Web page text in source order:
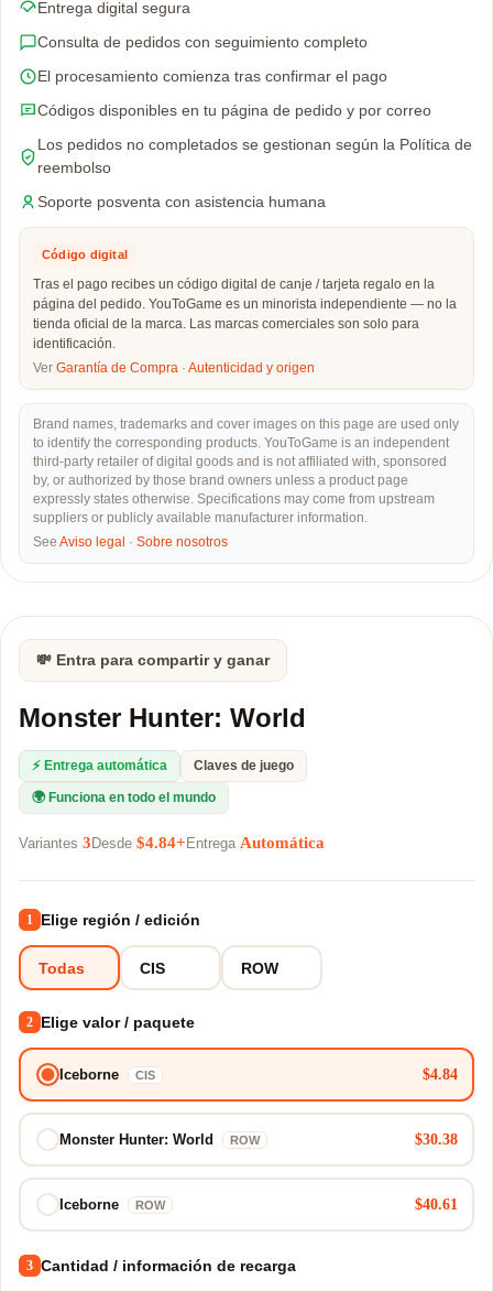
Entrega digital segura
Consulta de pedidos con seguimiento completo
El procesamiento comienza tras confirmar el pago
Códigos disponibles en tu página de pedido y por correo
Los pedidos no completados se gestionan según la Política de
reembolso
Soporte posventa con asistencia humana
Código digital
Tras el pago recibes un código digital de canje / tarjeta regalo en la
página del pedido. YouToGame es un minorista independiente — no la
tienda oficial de la marca. Las marcas comerciales son solo para
identificación.
Ver Garantía de Compra · Autenticidad y origen
Brand names, trademarks and cover images on this page are used only
to identify the corresponding products. YouToGame is an independent
third-party retailer of digital goods and is not affiliated with, sponsored
by, or authorized by those brand owners unless a product page
expressly states otherwise. Specifications may come from upstream
suppliers or publicly available manufacturer information.
See Aviso legal · Sobre nosotros
💸 Entra para compartir y ganar
Monster Hunter: World
⚡ Entrega automática Claves de juego
🌍 Funciona en todo el mundo
Variantes 3 Desde $4.84+ Entrega Automática
1 Elige región / edición
Todas CIS ROW
2 Elige valor / paquete
Iceborne CIS $4.84
Monster Hunter: World ROW $30.38
Iceborne ROW $40.61
3 Cantidad / información de recarga